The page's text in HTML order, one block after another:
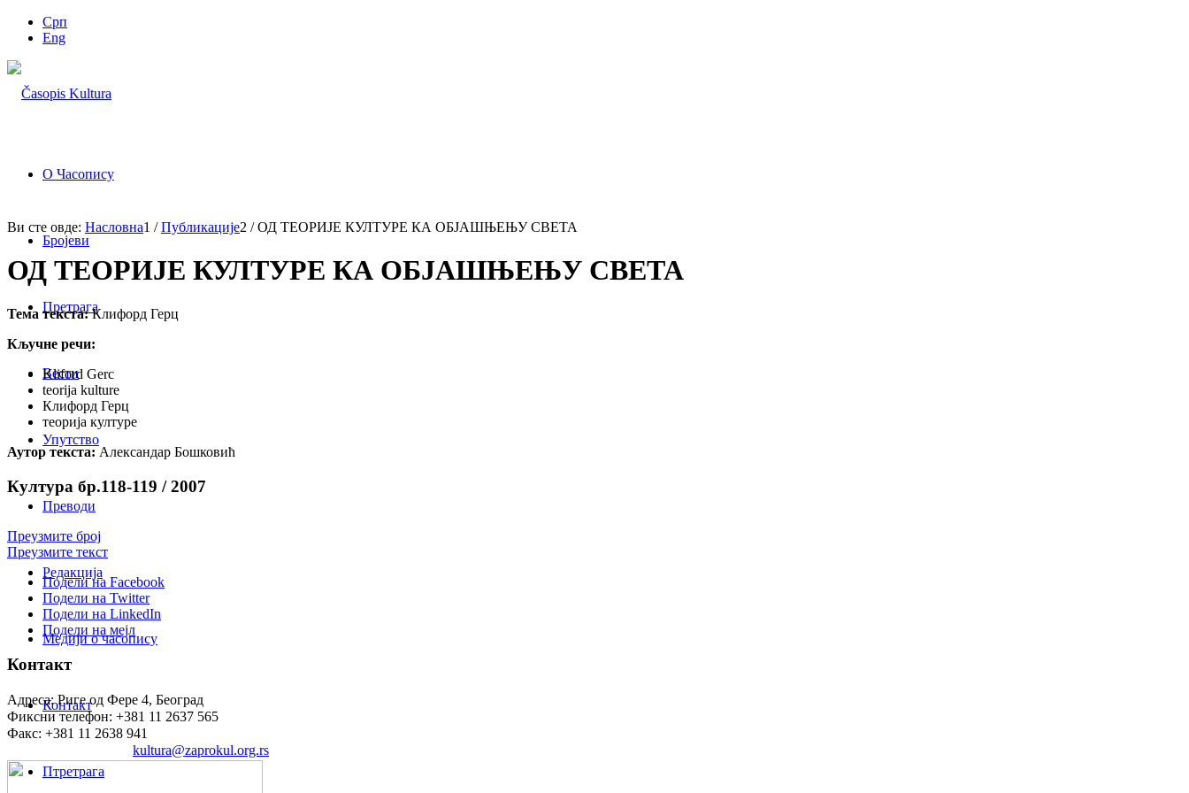
Срп
Eng
О Часопису
Бројеви
Претрага
Вести
Упутство
Преводи
Редакција
Медији о часопису
Контакт
Птретрага
Ви сте овде: Насловна1 / Публикације2 / ОД ТЕОРИЈЕ КУЛТУРЕ КА ОБЈАШЊЕЊУ СВЕТА
ОД ТЕОРИЈЕ КУЛТУРЕ КА ОБЈАШЊЕЊУ СВЕТА
Тема текста:Клифорд Герц
Кључне речи:
Kliford Gerc
teorija kulture
Клифорд Герц
теорија културе
Аутор текста: Александар Бошковић
Култура бр.118-119 / 2007
Преузмите број
Преузмите текст
Подели на Facebook
Подели на Twitter
Подели на LinkedIn
Подели на мејл
Контакт
Адреса: Риге од Фере 4, Београд
Фиксни телефон: +381 11 2637 565
Факс: +381 11 2638 941
kultura@zaprokul.org.rs